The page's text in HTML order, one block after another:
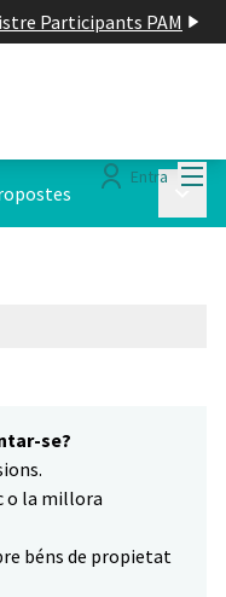
Participants PAM
Entra
se?
o la millora
béns de propietat